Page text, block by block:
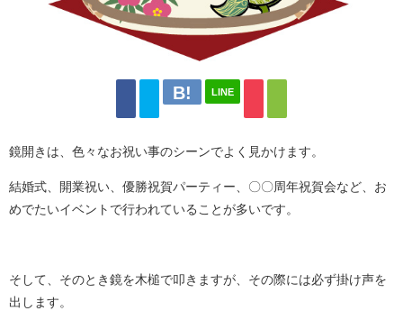
LINE
鏡開きは、色々なお祝い事のシーンでよく見かけます。
結婚式、開業祝い、優勝祝賀パーティー、〇〇周年祝賀会など、お
めでたいイベントで行われていることが多いです。
そして、そのとき鏡を木槌で叩きますが、その際には必ず掛け声を
出します。